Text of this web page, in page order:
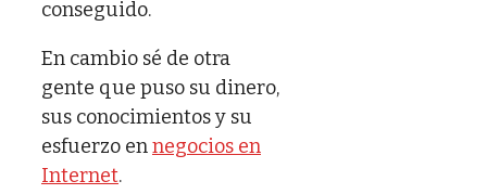
conseguido.
En cambio sé de otra
gente que puso su dinero,
sus conocimientos y su
esfuerzo ennegocios en
Internet.